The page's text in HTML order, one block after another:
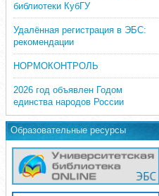
библиотеки КубГУ
Удалённая регистрация в ЭБС:
рекомендации
НОРМОКОНТРОЛЬ
2026 год объявлен Годом
единства народов России
Образовательные ресурсы